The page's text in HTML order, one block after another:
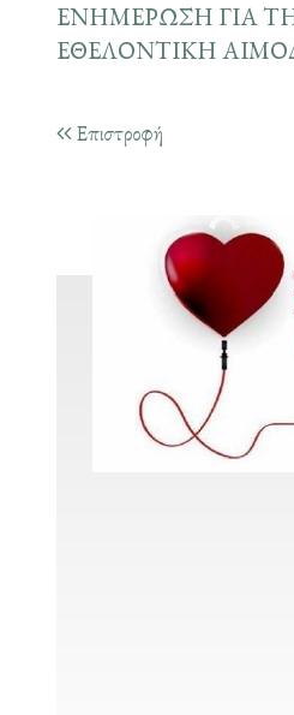
ΕΝΗΜΕΡΩΣΗ ΓΙΑ
ΕΘΕΛΟΝΤΙΚΗ
Επιστροφή